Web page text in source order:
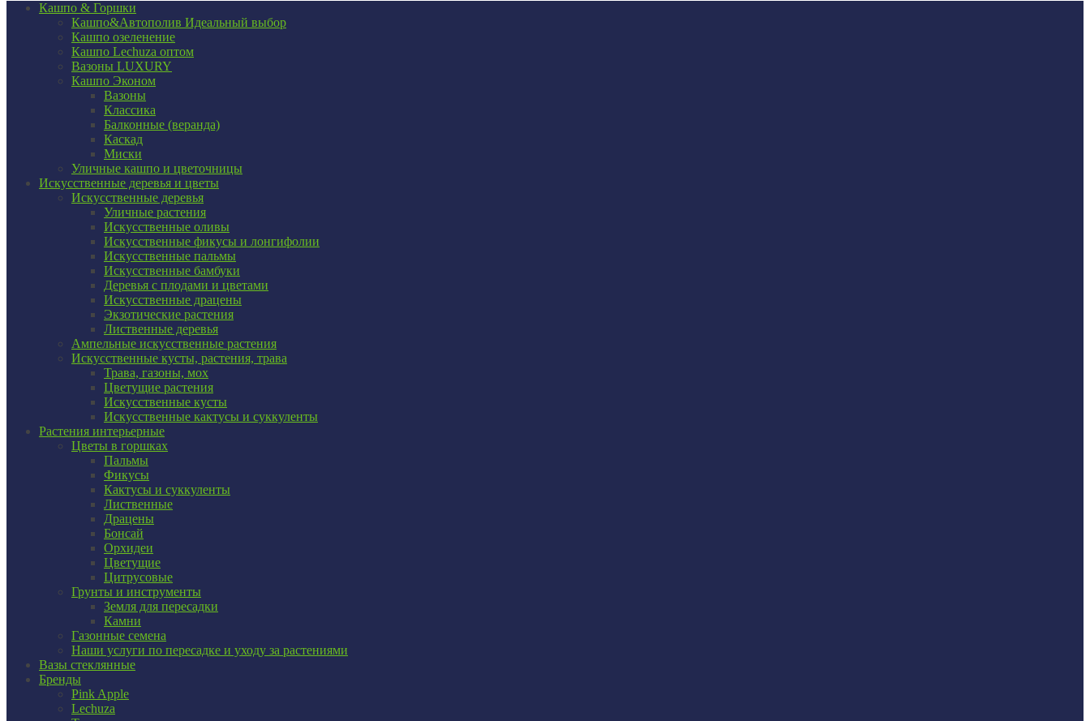
Кашпо & Горшки
Кашпо&Автополив Идеальный выбор
Кашпо озеленение
Кашпо Lechuza оптом
Вазоны LUXURY
Кашпо Эконом
Вазоны
Классика
Балконные (веранда)
Каскад
Миски
Уличные кашпо и цветочницы
Искусственные деревья и цветы
Искусственные деревья
Уличные растения
Искусственные оливы
Искусственные фикусы и лонгифолии
Искусственные пальмы
Искусственные бамбуки
Деревья с плодами и цветами
Искусственные драцены
Экзотические растения
Лиственные деревья
Ампельные искусственные растения
Искусственные кусты, растения, трава
Трава, газоны, мох
Цветущие растения
Искусственные кусты
Искусственные кактусы и суккуленты
Растения интерьерные
Цветы в горшках
Пальмы
Фикусы
Кактусы и суккуленты
Лиственные
Драцены
Бонсай
Орхидеи
Цветущие
Цитрусовые
Грунты и инструменты
Земля для пересадки
Камни
Газонные семена
Наши услуги по пересадке и уходу за растениями
Вазы стеклянные
Бренды
Pink Apple
Lechuza